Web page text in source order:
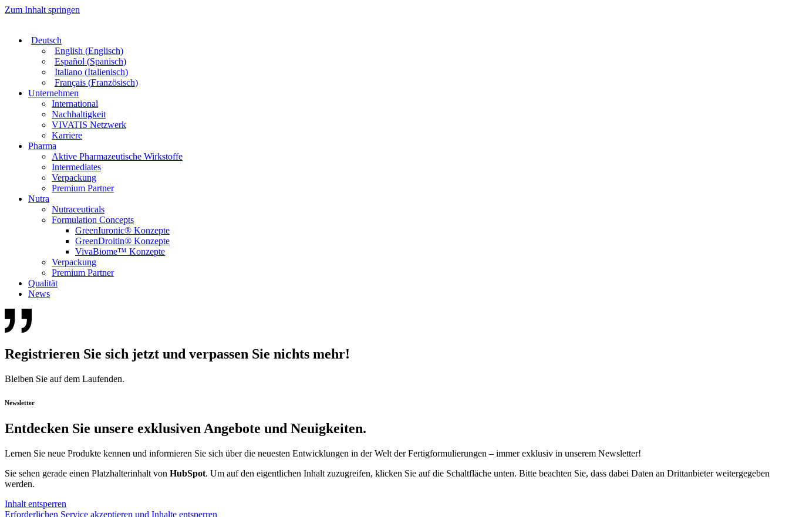
Zum Inhalt springen
Deutsch
English (Englisch)
Español (Spanisch)
Italiano(Italienisch)
Français(Französisch)
Unternehmen
International
Nachhaltigkeit
VIVATIS Netzwerk
Karriere
Pharma
Aktive Pharmazeutische Wirkstoffe
Intermediates
Verpackung
Premium Partner
Nutra
Nutraceuticals
Formulation Concepts
GreenIuronic® Konzepte
GreenDroitin® Konzepte
VivaBiome™ Konzepte
Verpackung
Premium Partner
Qualität
News
Registrieren Sie sich jetzt und verpassen Sie nichts mehr!
Bleiben Sie auf dem Laufenden.
Newsletter
Entdecken Sie unsere exklusiven Angebote und Neuigkeiten.
Lernen Sie neue Produkte kennen und informieren Sie sich über die neuesten Entwicklungen in der Welt der Fertigformulierungen – immer exklusiv in unserem Newsletter!
Sie sehen gerade einen Platzhalterinhalt von HubSpot. Um auf den eigentlichen Inhalt zuzugreifen, klicken Sie auf die Schaltfläche unten. Bitte beachten Sie, dass dabei Daten an Drittanbieter weitergegeben
werden.
Inhalt entsperren
Erforderlichen Service akzeptieren und Inhalte entsperren